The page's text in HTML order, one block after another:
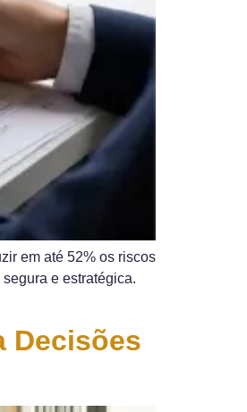
em até 52% os riscos
e estratégica.
Decisões